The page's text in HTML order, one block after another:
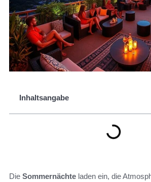
Inhaltsangabe
Die Sommernächte laden ein, die